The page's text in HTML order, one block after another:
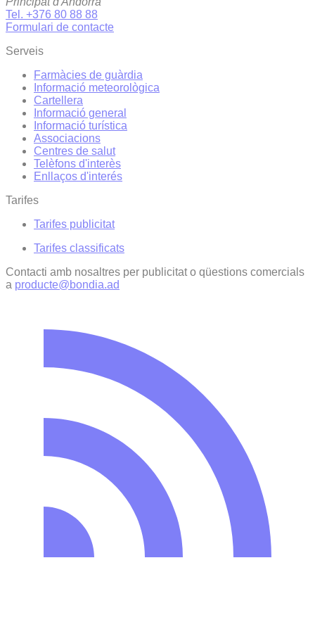
Tel. +376 80 88 88
Formulari de contacte
Serveis
Farmàcies de guàrdia
Informació meteorològica
Cartellera
Informació general
Informació turística
Associacions
Centres de salut
Telèfons d'interès
Enllaços d'interés
Tarifes
Tarifes publicitat
Tarifes classificats
Contacti amb nosaltres per publicitat o qüestions comercials
a producte@bondia.ad